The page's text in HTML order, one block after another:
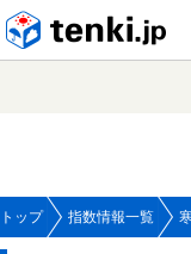
トップ 指数情報一覧